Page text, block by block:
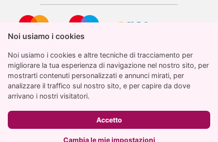
Noi usiamo i cookies
Noi usiamo i cookies e altre tecniche di tracciamento per
migliorare la tua esperienza di navigazione nel nostro sito, per
mostrarti contenuti personalizzati e annunci mirati, per
analizzare il traffico sul nostro sito, e per capire da dove
arrivano i nostri visitatori.
Accetto
Cambia le mie impostazioni
Noi usiamo i cookies
Noi usiamo i cookies e altre tecniche di tracciamento per
migliorare la tua esperienza di navigazione nel nostro sito, per
mostrarti contenuti personalizzati e annunci mirati, per
analizzare il traffico sul nostro sito, e per capire da dove
arrivano i nostri visitatori.
Accetto
Cambia le mie impostazioni
Aggiungi al carrello
StampaParati.it è un marchio registrato di proprietà
© 2026 stampaparati.it
info@stampaparati.it